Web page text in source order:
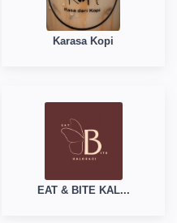
Karasa Kopi
EAT & BITE KAL...